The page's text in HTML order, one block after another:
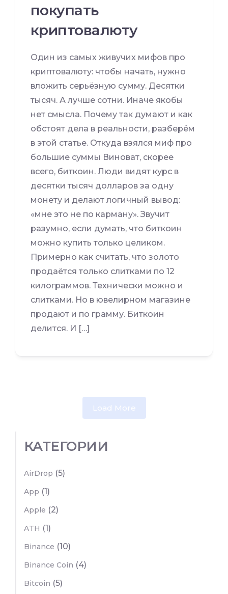
покупать
криптовалюту
Один из самых живучих мифов про
криптовалюту: чтобы начать, нужно
вложить серьёзную сумму. Десятки
тысяч. А лучше сотни. Иначе якобы
нет смысла. Почему так думают и как
обстоят дела в реальности, разберём
в этой статье. Откуда взялся миф про
большие суммы Виноват, скорее
всего, биткоин. Люди видят курс в
десятки тысяч долларов за одну
монету и делают логичный вывод:
«мне это не по карману». Звучит
разумно, если думать, что биткоин
можно купить только целиком.
Примерно как считать, что золото
продаётся только слитками по 12
килограммов. Технически можно и
слитками. Но в ювелирном магазине
продают и по грамму. Биткоин
делится. И […]
Load More
КАТЕГОРИИ
AirDrop (5)
App (1)
Apple (2)
ATH (1)
Binance (10)
Binance Coin (4)
Bitcoin (5)